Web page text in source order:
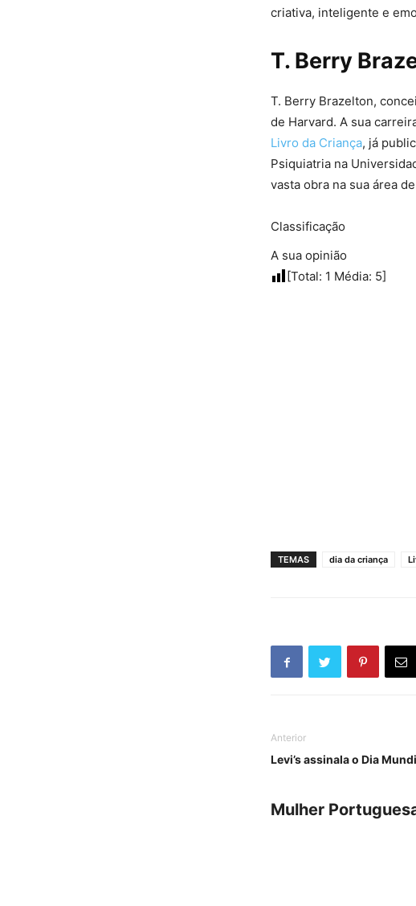
criativa, inteligente e
T. Berry
T. Berry Brazelton,
de Harvard. A sua
Livro da Criança, já
Psiquiatria na
vasta obra na sua área
Classificação
A sua opinião
[Total: 1 Média: 5]
TEMAS dia da criança
Anterior
Levi’s assinala o Dia
Mulher